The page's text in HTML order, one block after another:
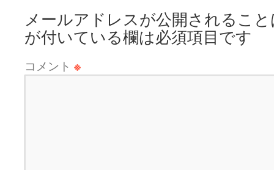
メールアドレスが公開されるこ
が付いている欄は必須項目です
コメント ※